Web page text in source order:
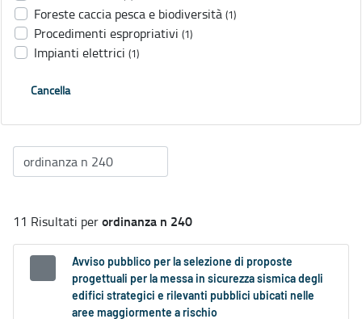
Foreste caccia pesca e biodiversità (1)
Procedimenti espropriativi (1)
Impianti elettrici (1)
Cancella
11 Risultati perordinanza n 240
Avviso pubblico per la selezione di proposte
progettuali per la messa in sicurezza sismica degli
edifici strategici e rilevanti pubblici ubicati nelle
aree maggiormente a rischio